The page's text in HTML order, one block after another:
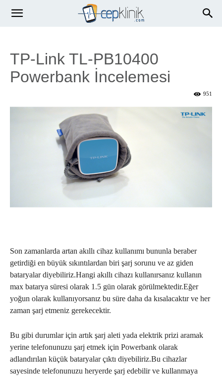
TP-Link TL-PB10400
Powerbank İncelemesi
951
Son zamanlarda artan akıllı cihaz kullanımı bununla beraber
getirdiği en büyük sıkıntılardan biri şarj sorunu ve az giden
bataryalar diyebiliriz.Hangi akıllı cihazı kullanırsanız kullanın
max batarya süresi olarak 1.5 gün olarak görülmektedir.Eğer
yoğun olarak kullanıyorsanız bu süre daha da kısalacaktır ve her
zaman şarj etmeniz gerekecektir.
Bu gibi durumlar için artık şarj aleti yada elektrik prizi aramak
yerine telefonunuzu şarj etmek için Powerbank olarak
adlandırılan küçük bataryalar çıktı diyebiliriz.Bu cihazlar
sayesinde telefonunuzu heryerde şarj edebilir ve kullanmaya